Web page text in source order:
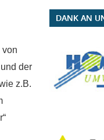
von
der
z.B.
DANK AN